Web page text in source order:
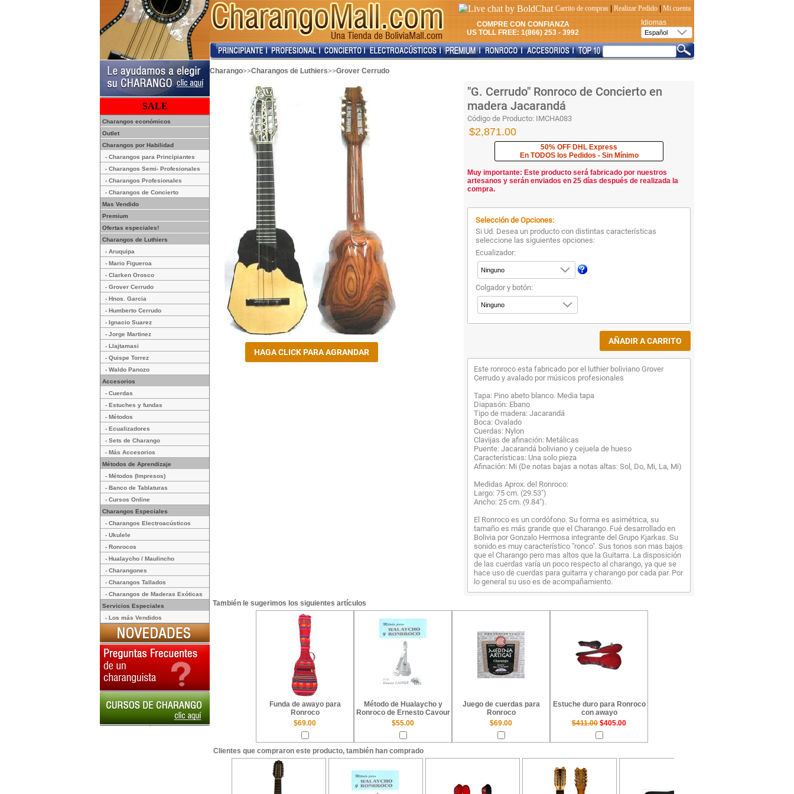
Carrito de compras Realizar Pedido
Mi cuenta
COMPRE CON CONFIANZA
US TOLL FREE: 1(866) 253 - 3992
Idiomas
SALE
Charangos económicos
Outlet
Charangos por Habilidad
- Charangos para Principiantes
- Charangos Semi- Profesionales
- Charangos Profesionales
- Charangos de Concierto
Mas Vendido
Premium
Ofertas especiales!
Charangos de Luthiers
- Aruquipa
- Mario Figueroa
- Clarken Orosco
- Grover Cerrudo
- Hnos. Garcia
- Humberto Cerrudo
- Ignacio Suarez
- Jorge Martinez
- Llajtamasi
- Quispe Torrez
- Waldo Panozo
Accesorios
- Cuerdas
- Estuches y fundas
- Métodos
- Ecualizadores
- Sets de Charango
- Más Accesorios
Métodos de Aprendizaje
- Métodos (Impresos)
- Banco de Tablaturas
- Cursos Online
Charangos Especiales
- Charangos Electroacústicos
- Ukulele
- Ronrocos
- Hualaycho / Maulincho
- Charangones
- Charangos Tallados
- Charangos de Maderas Exóticas
Servicios Especiales
- Los más Vendidos
Charango>>Charangos de Luthiers>>Grover Cerrudo
"G. Cerrudo" Ronroco de Concierto en
madera Jacarandá
Código de Producto: IMCHA083
$2,871.00
50% OFF DHL Express
En TODOS los Pedidos - Sin Mínimo
Muy importante: Este producto será fabricado por nuestros
artesanos y serán enviados en 25 días después de realizada la
compra.
Selección de Opciones:
Si Ud. Desea un producto con distintas características
seleccione las siguientes opciones:
Ecualizador:
Colgador y botón:
Este ronroco esta fabricado por el luthier boliviano Grover
Cerrudo y avalado por músicos profesionales
Tapa: Pino abeto blanco. Media tapa
Diapasón: Ebano
Tipo de madera: Jacarandá
Boca: Ovalado
Cuerdas: Nylon
Clavijas de afinación: Metálicas
Puente: Jacarandá boliviano y cejuela de hueso
Características: Una solo pieza
Afinación: Mi (De notas bajas a notas altas: Sol, Do, Mi, La, Mi)
Medidas Aprox. del Ronroco:
Largo: 75 cm. (29.53")
Ancho: 25 cm. (9.84").
El Ronroco es un cordófono. Su forma es asimétrica, su
tamaño es más grande que el Charango. Fué desarrollado en
Bolivia por Gonzalo Hermosa integrante del Grupo Kjarkas. Su
sonido es muy característico "ronco". Sus tonos son mas bajos
que el Charango pero mas altos que la Guitarra. La disposición
de las cuerdas varía un poco respecto al charango, ya que se
hace uso de cuerdas para guitarra y charango por cada par. Por
lo general su uso es de acompañamiento.
También le sugerimos los siguientes artículos
Funda de awayo para
Ronroco
Método de Hualaycho y
Ronroco de Ernesto Cavour
Juego de cuerdas para
Ronroco
Estuche duro para Ronroco
con awayo
$69.00
$55.00 $69.00 $411.00 $405.00
Clientes que compraron este producto, también han comprado